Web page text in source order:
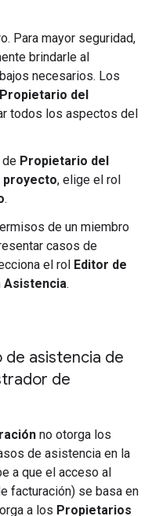
Para mayor seguridad,
brindarle al
necesarios. Los
Propietario del
todos los aspectos del
de Propietario del
proyecto, elige el rol
.
de un miembro
casos de
el rol Editor de
Asistencia.
asistencia de
de
no otorga los
de asistencia en la
a que el acceso al
facturación) se basa en
a los Propietarios